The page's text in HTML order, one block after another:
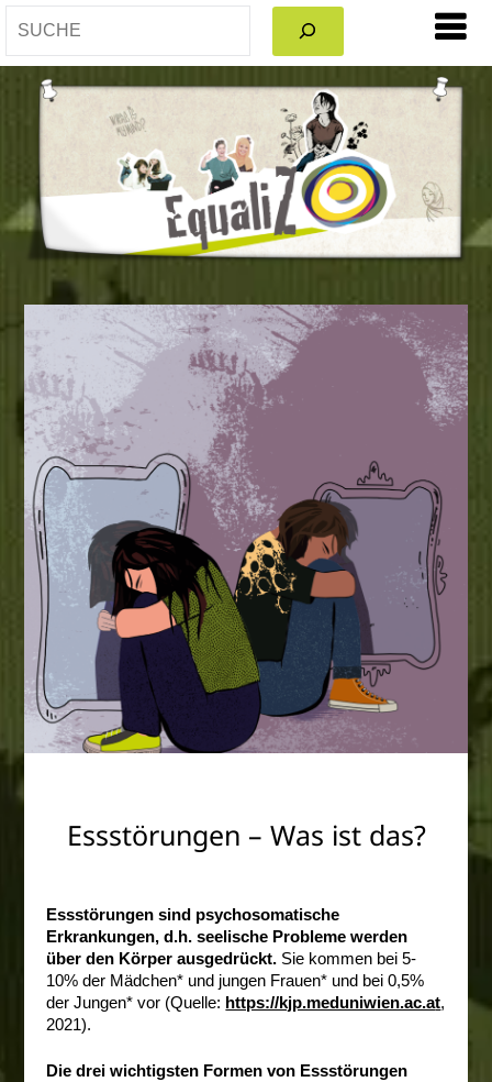
Essstörungen – Was ist das?
Essstörungen sind psychosomatische
Erkrankungen, d.h. seelische Probleme werden
über den Körper ausgedrückt. Sie kommen bei 5-
10% der Mädchen* und jungen Frauen* und bei 0,5%
der Jungen* vor (Quelle: https://kjp.meduniwien.ac.at,
2021).
Die drei wichtigsten Formen von Essstörungen